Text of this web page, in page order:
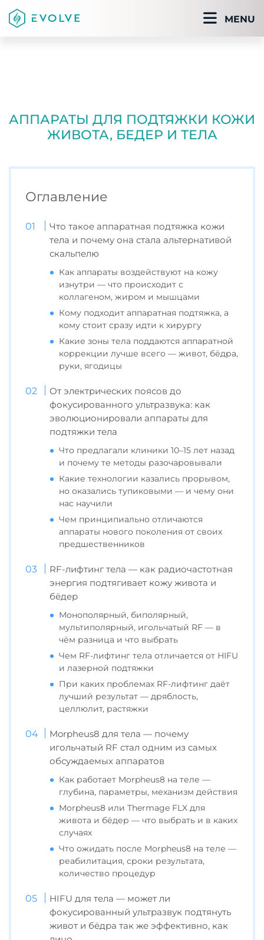
MENU
АППАРАТЫ ДЛЯ ПОДТЯЖКИ КОЖИ
ЖИВОТА, БЕДЕР И ТЕЛА
Оглавление
Что такое аппаратная подтяжка кожи
тела и почему она стала альтернативой
скальпелю
Как аппараты воздействуют на кожу
изнутри — что происходит с
коллагеном, жиром и мышцами
Кому подходит аппаратная подтяжка, а
кому стоит сразу идти к хирургу
Какие зоны тела поддаются аппаратной
коррекции лучше всего — живот, бёдра,
руки, ягодицы
От электрических поясов до
фокусированного ультразвука: как
эволюционировали аппараты для
подтяжки тела
Что предлагали клиники 10–15 лет назад
и почему те методы разочаровывали
Какие технологии казались прорывом,
но оказались тупиковыми — и чему они
нас научили
Чем принципиально отличаются
аппараты нового поколения от своих
предшественников
RF-лифтинг тела — как радиочастотная
энергия подтягивает кожу живота и
бёдер
Монополярный, биполярный,
мультиполярный, игольчатый RF — в
чём разница и что выбрать
Чем RF-лифтинг тела отличается от HIFU
и лазерной подтяжки
При каких проблемах RF-лифтинг даёт
лучший результат — дряблость,
целлюлит, растяжки
Morpheus8 для тела — почему
игольчатый RF стал одним из самых
обсуждаемых аппаратов
Как работает Morpheus8 на теле —
глубина, параметры, механизм действия
Morpheus8 или Thermage FLX для
живота и бёдер — что выбрать и в каких
случаях
Что ожидать после Morpheus8 на теле —
реабилитация, сроки результата,
количество процедур
HIFU для тела — может ли
фокусированный ультразвук подтянуть
живот и бёдра так же эффективно, как